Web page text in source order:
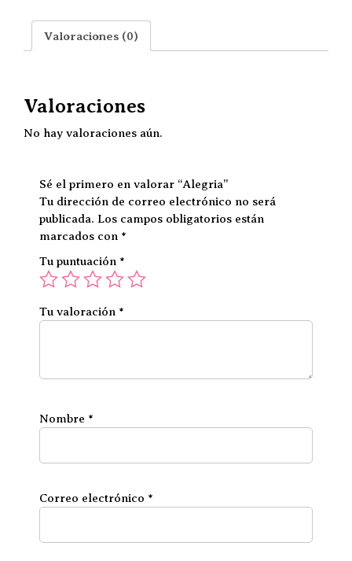
Valoraciones (0)
Valoraciones
No hay valoraciones aún.
Sé el primero en valorar “Alegria”
Tu dirección de correo electrónico no será
publicada. Los campos obligatorios están
marcados con *
Tu puntuación *
Tu valoración *
Nombre *
Correo electrónico *